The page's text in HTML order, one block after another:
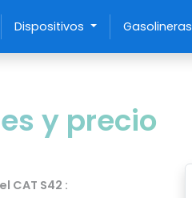
Dispositivos Gasolineras
y precio
CAT S42 :